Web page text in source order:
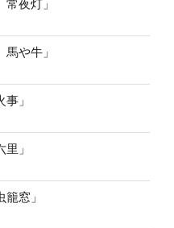
夜灯」
や牛」
」
」
窓」